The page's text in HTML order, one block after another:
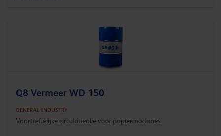
Q8 Vermeer WD 150
GENERAL INDUSTRY
Voortreffelijke circulatieolie voor papiermachines